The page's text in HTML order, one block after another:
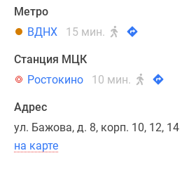
от
одной
четырех
и
от
51
до
Метро
ВДНХ
15 мин.
Станция МЦК
Ростокино
10 мин.
Адрес
ул. Бажова, д. 8, корп. 10, 12, 14
на карте